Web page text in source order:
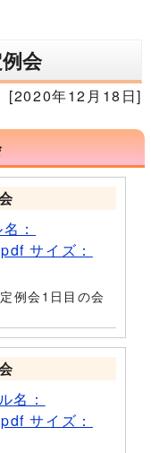
会
[2020年12月18日]
：
サイズ：
例会1日目の会
名：
サイズ：